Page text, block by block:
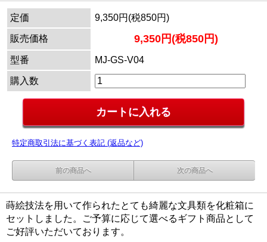
定価 9,350円(税850円)
販売価格 9,350円(税850円)
型番 MJ-GS-V04
購入数
特定商取引法に基づく表記 (返品など)
前の商品へ 次の商品へ
蒔絵技法を用いて作られたとても綺麗な文具類を化粧箱に
セットしました。ご予算に応じて選べるギフト商品として
ご好評いただいております。